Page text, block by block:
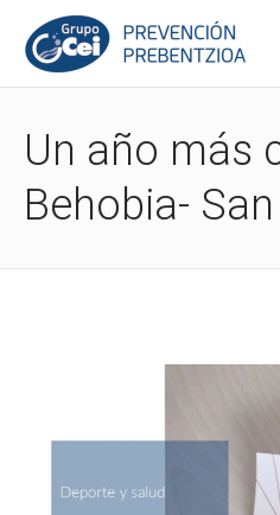
Un año más
Behobia-